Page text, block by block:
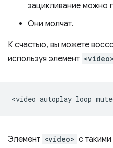
зацикливание можно
Они молчат.
К счастью, вы можете
используя элемент
<video autoplay loop
Элемент <video> с